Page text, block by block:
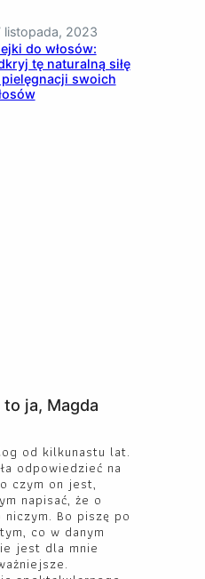
listopada, 2023
do włosów:
tę naturalną siłę
swoich
to ja, Magda
od kilkunastu lat.
odpowiedzieć na
czym on jest,
napisać, że o
Bo piszę po
co w danym
jest dla mnie